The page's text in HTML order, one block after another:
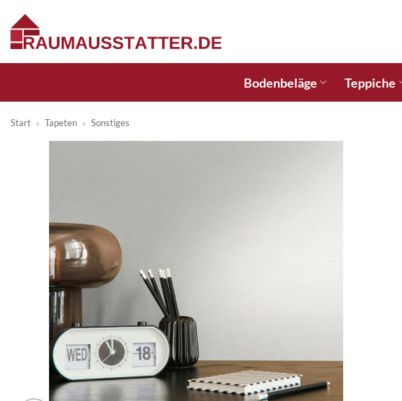
Inhalt
springen
Bodenbeläge Teppiche
Start » Tapeten » Sonstiges